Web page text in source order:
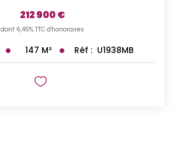
212 900 €
dont 6,45% TTC d'honoraires
147 M² Réf : U1938MB